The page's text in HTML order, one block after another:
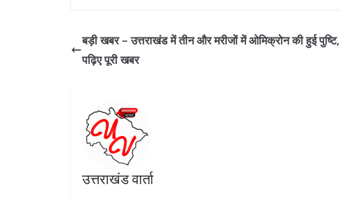
b
o
k
gr
a
er s e e
बड़ी खबर – उत्तराखंड में तीन और मरीजों में ओमिक्रोन की हुई पुष्टि,
पढ़िए पूरी खबर
उत्तराखंड वार्ता